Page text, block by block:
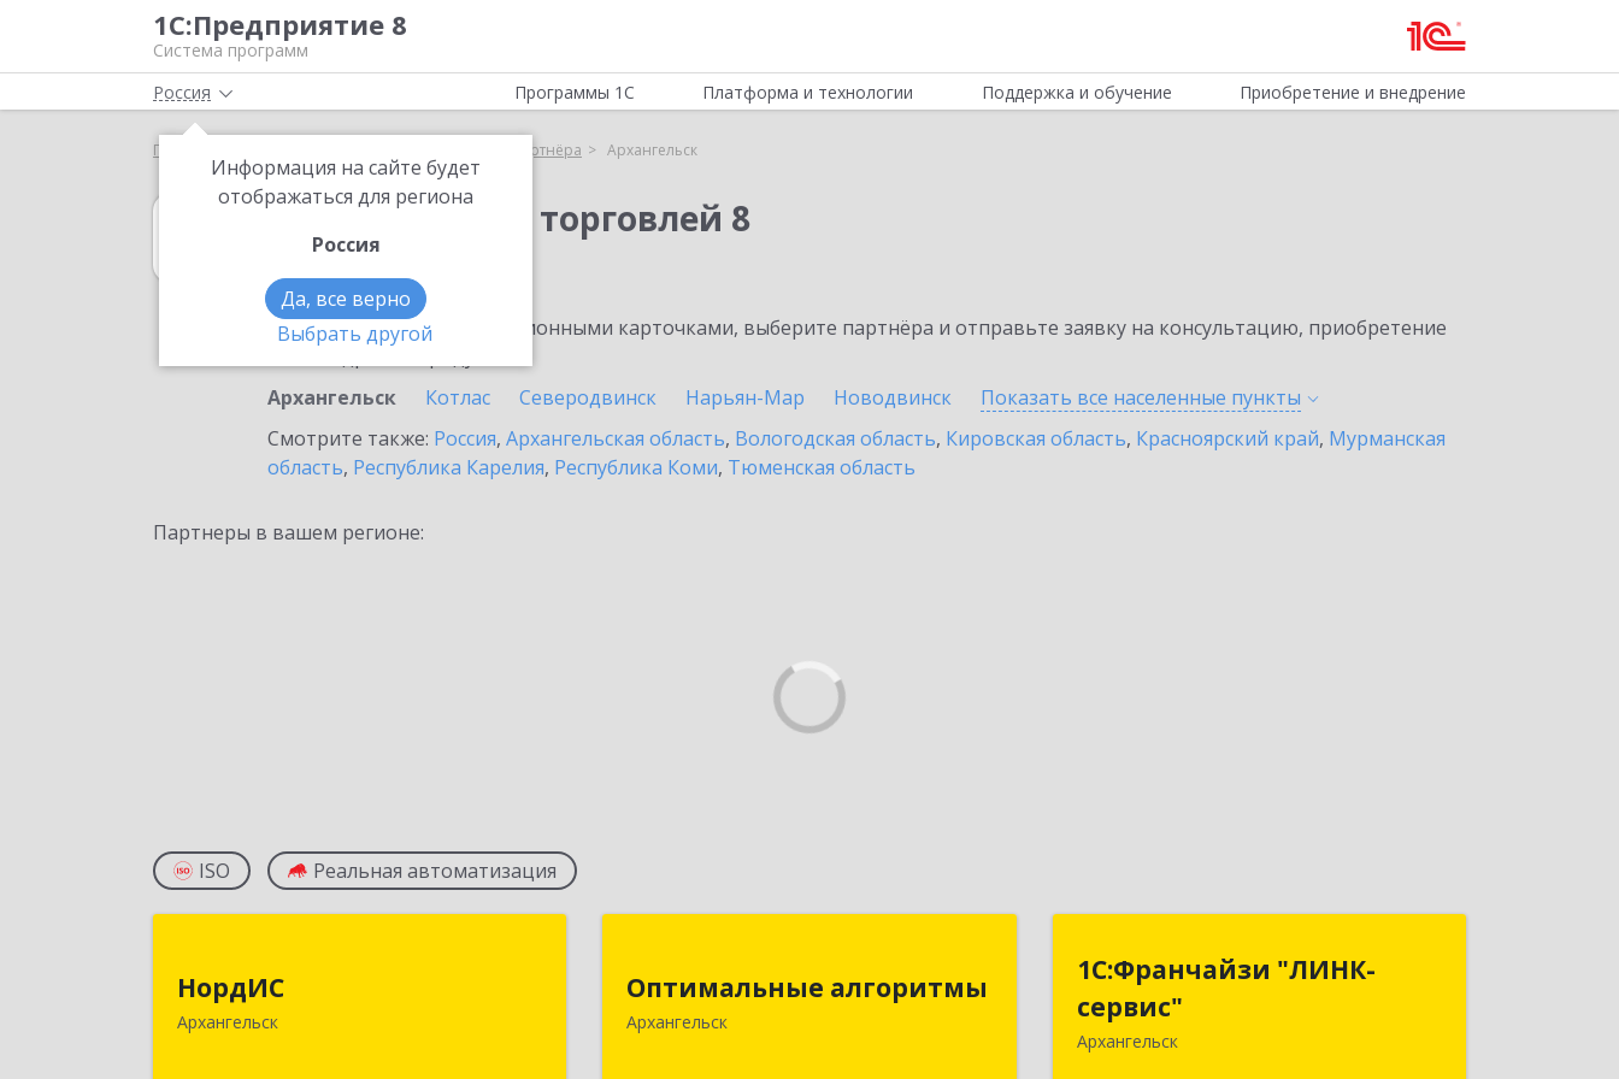
1С:Предприятие 8
Система программ
Россия
Информация на сайте будет
отображаться для региона
Россия
Да, все верно
Выбрать другой
Программы 1С Платформа и технологии Поддержка и обучение Приобретение и внедрение
Главная Выбор партнёра Архангельск
1С:Управление торговлей 8
в Архангельске
Ознакомьтесь с информационными карточками, выберите партнёра и отправьте заявку на консультацию, приобретение
Архангельск
Котлас Северодвинск Нарьян-Мар Новодвинск Показать все населенные пункты
Смотрите также: Россия, Архангельская область, Вологодская область, Кировская область, Красноярский край, Мурманская
область, Республика Карелия, Республика Коми, Тюменская область
Партнеры в вашем регионе:
ISO Реальная автоматизация
НордИС
Архангельск
Архангельск г, Гайдара ул, дом № 55,
Оптимальные алгоритмы
Архангельск
163000, Архангельская обл, г.о. город
1С:Франчайзи "ЛИНК-
сервис"
Архангельск
1С:Франчайзи "ЛИНК-
сервис"